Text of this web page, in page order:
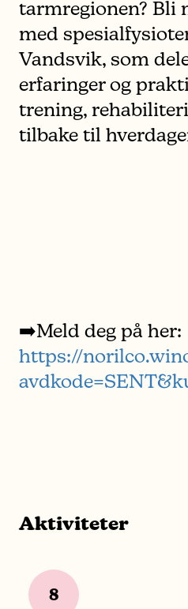
tarmregionen? Bli
med
Vandsvik, som
erfaringer og
trening,
tilbake til
➡️Meld deg på her:
https://
Aktiviteter
8